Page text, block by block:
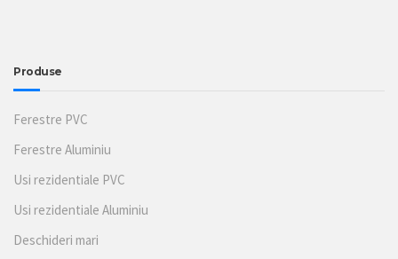
Produse
Ferestre PVC
Ferestre Aluminiu
Usi rezidentiale PVC
Usi rezidentiale Aluminiu
Deschideri mari